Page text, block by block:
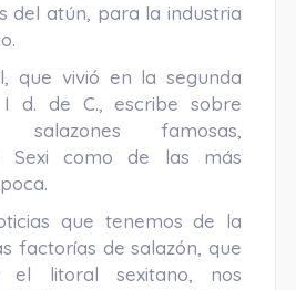
del atún, para la industria
que vivió en la segunda
d. de C., escribe sobre
famosas,
Sexi como de las más
que tenemos de la
factorías de salazón, que
el litoral sexitano, nos